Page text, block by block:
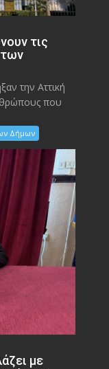
τις
των
την Αττική
που
Δήμων
με